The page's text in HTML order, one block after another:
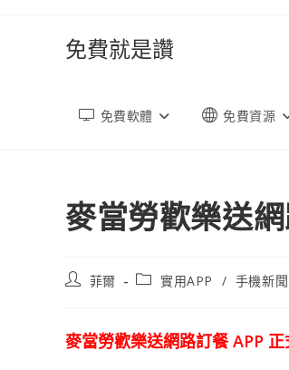
免費就是讚
免費軟體 免費資源
麥當勞歡樂送
文
者:
菲爾
文
別:
實用APP / 手機新聞
麥當勞歡樂送網路訂餐 APP